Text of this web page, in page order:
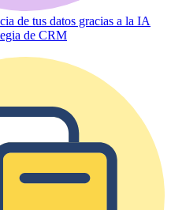
de tus datos gracias a la IA
de CRM